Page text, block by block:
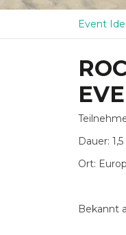
Event
Dauer:
Ort:
Bekannt